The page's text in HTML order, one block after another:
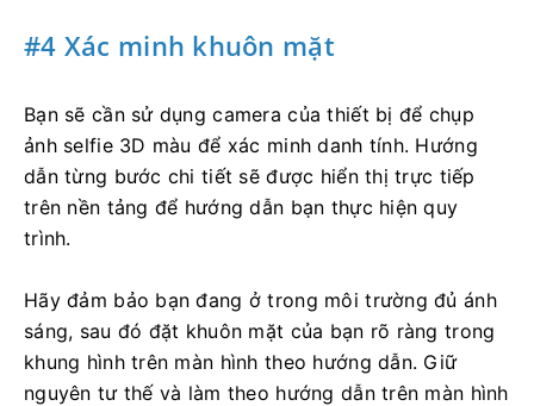
#4 Xác minh khuôn mặt
Bạn sẽ cần sử dụng camera của thiết bị để chụp
ảnh selfie 3D màu để xác minh danh tính. Hướng
dẫn từng bước chi tiết sẽ được hiển thị trực tiếp
trên nền tảng để hướng dẫn bạn thực hiện quy
trình.
Hãy đảm bảo bạn đang ở trong môi trường đủ ánh
sáng, sau đó đặt khuôn mặt của bạn rõ ràng trong
khung hình trên màn hình theo hướng dẫn. Giữ
nguyên tư thế và làm theo hướng dẫn trên màn hình